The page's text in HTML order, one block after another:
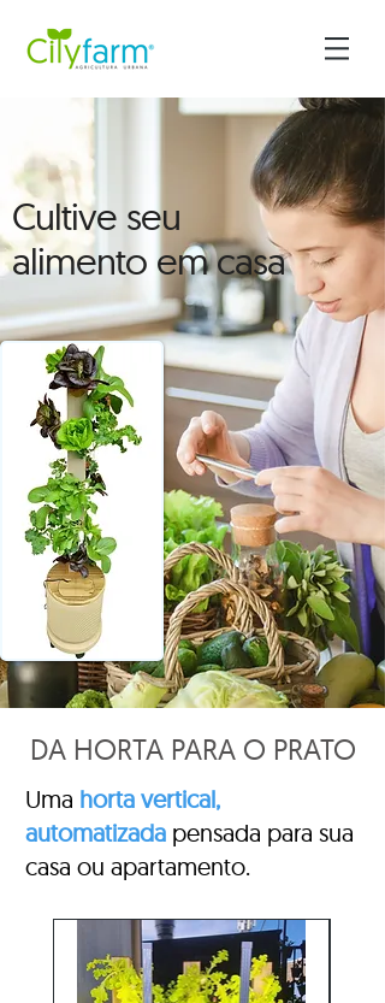
Cultive seu
alimento em casa
DA HORTA PARA O PRATO
Uma horta vertical,
automatizada pensada para sua
casa ou apartamento.